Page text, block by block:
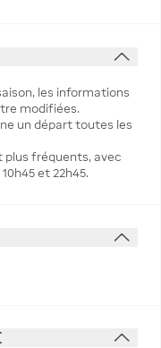
les informations
modifiées.
un départ toutes les
plus fréquents, avec
et 22h45.